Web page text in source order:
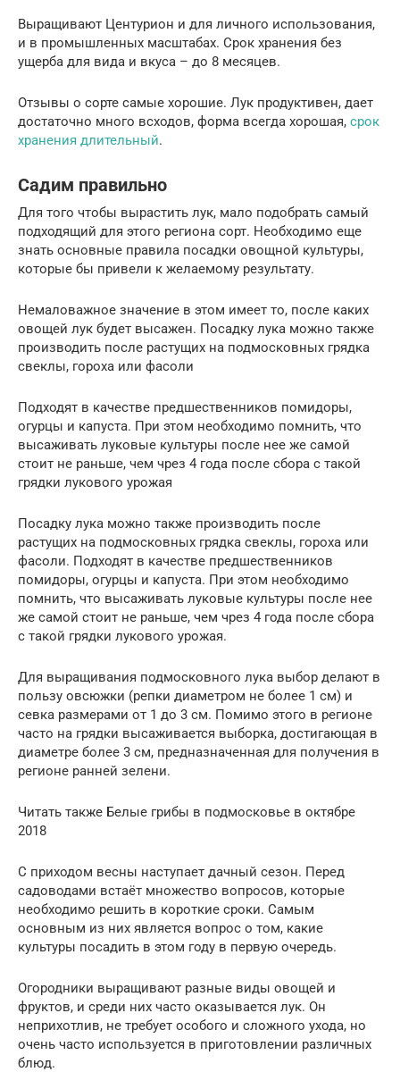
Выращивают Центурион и для личного использования,
и в промышленных масштабах. Срок хранения без
ущерба для вида и вкуса – до 8 месяцев.
Отзывы о сорте самые хорошие. Лук продуктивен, дает
достаточно много всходов, форма всегда хорошая, срок
хранения длительный.
Садим правильно
Для того чтобы вырастить лук, мало подобрать самый
подходящий для этого региона сорт. Необходимо еще
знать основные правила посадки овощной культуры,
которые бы привели к желаемому результату.
Немаловажное значение в этом имеет то, после каких
овощей лук будет высажен. Посадку лука можно также
производить после растущих на подмосковных грядка
свеклы, гороха или фасоли
Подходят в качестве предшественников помидоры,
огурцы и капуста. При этом необходимо помнить, что
высаживать луковые культуры после нее же самой
стоит не раньше, чем чрез 4 года после сбора с такой
грядки лукового урожая
Посадку лука можно также производить после
растущих на подмосковных грядка свеклы, гороха или
фасоли. Подходят в качестве предшественников
помидоры, огурцы и капуста. При этом необходимо
помнить, что высаживать луковые культуры после нее
же самой стоит не раньше, чем чрез 4 года после сбора
с такой грядки лукового урожая.
Для выращивания подмосковного лука выбор делают в
пользу овсюжки (репки диаметром не более 1 см) и
севка размерами от 1 до 3 см. Помимо этого в регионе
часто на грядки высаживается выборка, достигающая в
диаметре более 3 см, предназначенная для получения в
регионе ранней зелени.
Читать также Белые грибы в подмосковье в октябре
2018
С приходом весны наступает дачный сезон. Перед
садоводами встаёт множество вопросов, которые
необходимо решить в короткие сроки. Самым
основным из них является вопрос о том, какие
культуры посадить в этом году в первую очередь.
Огородники выращивают разные виды овощей и
фруктов, и среди них часто оказывается лук. Он
неприхотлив, не требует особого и сложного ухода, но
очень часто используется в приготовлении различных
блюд.